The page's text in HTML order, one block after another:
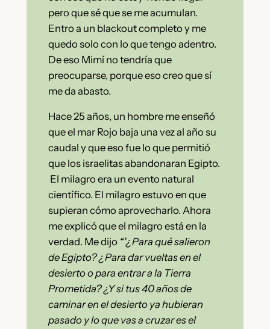
pero que sé que se me acumulan.
Entro a un blackout completo y me
quedo solo con lo que tengo adentro.
De eso Mimí no tendría que
preocuparse, porque eso creo que sí
me da abasto.
Hace 25 años, un hombre me enseñó
que el mar Rojo baja una vez al año su
caudal y que eso fue lo que permitió
que los israelitas abandonaran Egipto.
El milagro era un evento natural
científico. El milagro estuvo en que
supieran cómo aprovecharlo. Ahora
me explicó que el milagro está en la
verdad. Me dijo “’¿Para qué salieron
de Egipto? ¿Para dar vueltas en el
desierto o para entrar a la Tierra
Prometida? ¿Y si tus 40 años de
caminar en el desierto ya hubieran
pasado y lo que vas a cruzar es el